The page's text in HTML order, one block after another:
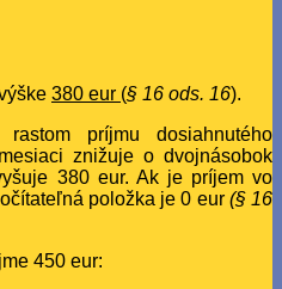
380 eur (§ 16 ods. 16).
príjmu dosiahnutého
znižuje o dvojnásobok
380 eur. Ak je príjem vo
položka je 0 eur (§ 16
450 eur: